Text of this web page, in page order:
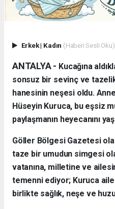
Erkek| Kadın (Haberi Sesli Oku)
ANTALYA - ​ Kucağına
sonsuz bir sevinç ve
hanesinin neşesi oldu.
Hüseyin Kuruca, bu eşsiz
paylaşmanın heyecanını
​Göller Bölgesi Gazetesi
taze bir umudun simgesi
vatanına, milletine ve
temenni ediyor; Kuruca
birlikte sağlık, neşe ve